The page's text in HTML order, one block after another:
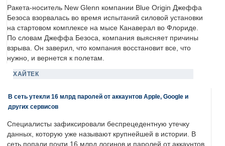
Ракета-носитель New Glenn компании Blue Origin Джеффа
Безоса взорвалась во время испытаний силовой установки
на стартовом комплексе на мысе Канаверал во Флориде.
По словам Джеффа Безоса, компания выясняет причины
взрыва. Он заверил, что компания восстановит все, что
нужно, и вернется к полетам.
ХАЙТЕК
В сеть утекли 16 млрд паролей от аккаунтов Apple, Google и
других сервисов
Специалисты зафиксировали беспрецедентную утечку
данных, которую уже называют крупнейшей в истории. В
сеть попали почти 16 млрд логинов и паролей от аккаунтов